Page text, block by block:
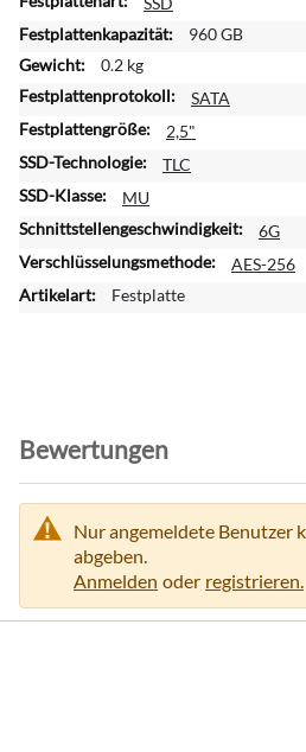
e
r
e
n
f
o
m
a
t
o
960 GB
0.2 kg
SATA
2,5"
TLC
MU
6G
AES-256
Festplatte
Bewertungen
Nur angemeldete Benutzer
abgeben.
Anmelden oder registrieren.